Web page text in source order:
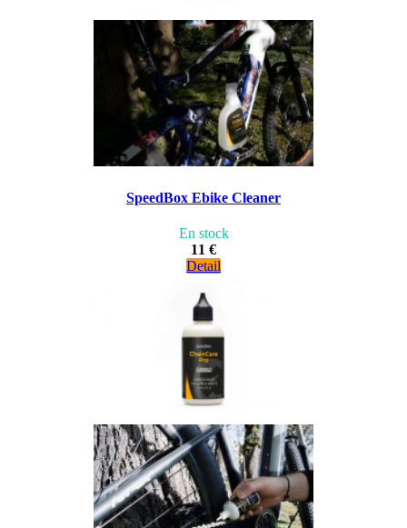
SpeedBox Ebike Cleaner
En stock
11 €
Detail